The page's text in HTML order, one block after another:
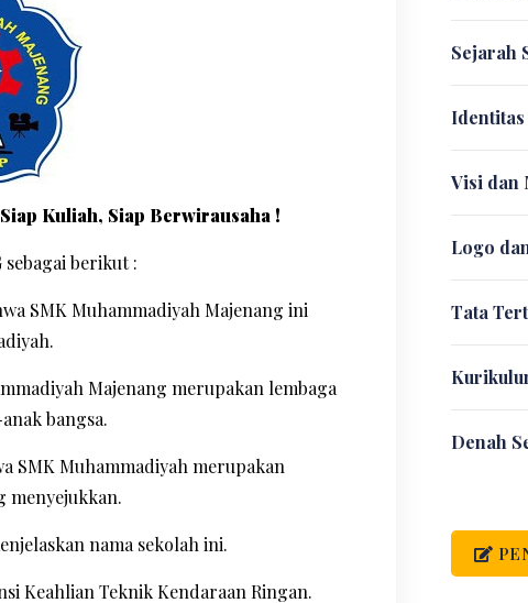
Kuliah, Siap Berwirausaha !
sebagai berikut :
SMK Muhammadiyah Majenang ini
Majenang merupakan lembaga
bangsa.
SMK Muhammadiyah merupakan
menyejukkan.
nama sekolah ini.
Keahlian Teknik Kendaraan Ringan.
Sejarah
Visi dan
Logo
Tata
Denah